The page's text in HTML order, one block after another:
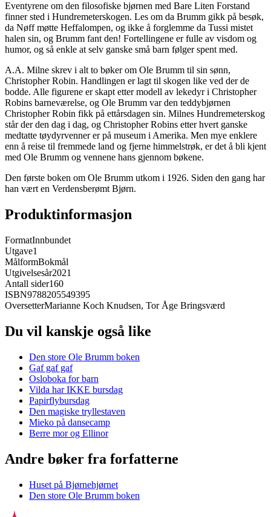
Eventyrene om den filosofiske bjørnen med Bare Liten Forstand
finner sted i Hundremeterskogen. Les om da Brumm gikk på besøk,
da Nøff møtte Heffalompen, og ikke å forglemme da Tussi mistet
halen sin, og Brumm fant den! Fortellingene er fulle av visdom og
humor, og så enkle at selv ganske små barn følger spent med.
A.A. Milne skrev i alt to bøker om Ole Brumm til sin sønn,
Christopher Robin. Handlingen er lagt til skogen like ved der de
bodde. Alle figurene er skapt etter modell av lekedyr i Christopher
Robins barneværelse, og Ole Brumm var den teddybjørnen
Christopher Robin fikk på ettårsdagen sin. Milnes Hundremeterskog
står der den dag i dag, og Christopher Robins etter hvert ganske
medtatte tøydyrvenner er på museum i Amerika. Men mye enklere
enn å reise til fremmede land og fjerne himmelstrøk, er det å bli kjent
med Ole Brumm og vennene hans gjennom bøkene.
Den første boken om Ole Brumm utkom i 1926. Siden den gang har
han vært en Verdensberømt Bjørn.
Produktinformasjon
FormatInnbundet
Utgave1
MålformBokmål
Utgivelsesår2021
Antall sider160
ISBN9788205549395
OversetterMarianne Koch Knudsen, Tor Åge Bringsværd
Du vil kanskje også like
Den store Ole Brumm boken
Gaf gaf gaf
Osloboka for barn
Vilda har IKKE bursdag
Papirflybursdag
Den magiske tryllestaven
Mieko på dansecamp
Berre mor og Ellinor
Andre bøker fra forfatterne
Huset på Bjørnehjørnet
Den store Ole Brumm boken